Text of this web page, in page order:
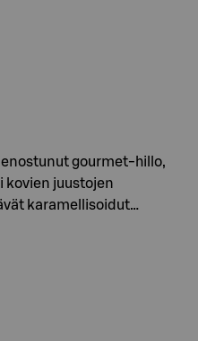
gourmet-hillo,
kovien juustojen
karamellisoidut…